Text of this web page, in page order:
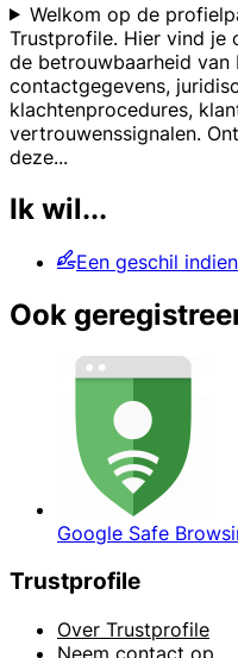
Welkom op de
Trustprofile. Hier vind je
de betrouwbaarheid van
contactgegevens,
klachtenprocedures,
vertrouwenssignalen.
deze...
Ik wil...
Een geschil
Ook
Google Safe
Trustprofile
Over Trustprofile
Neem contact op